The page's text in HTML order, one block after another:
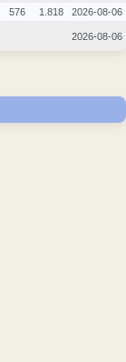
576 1.818 2026-08-06
2026-08-06